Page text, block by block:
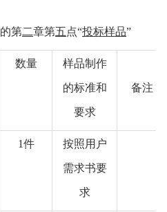
的第二章第五点“投标样品”
数量 样品制作
的标准和
要求
备注
1件 按照用户
需求书要
求